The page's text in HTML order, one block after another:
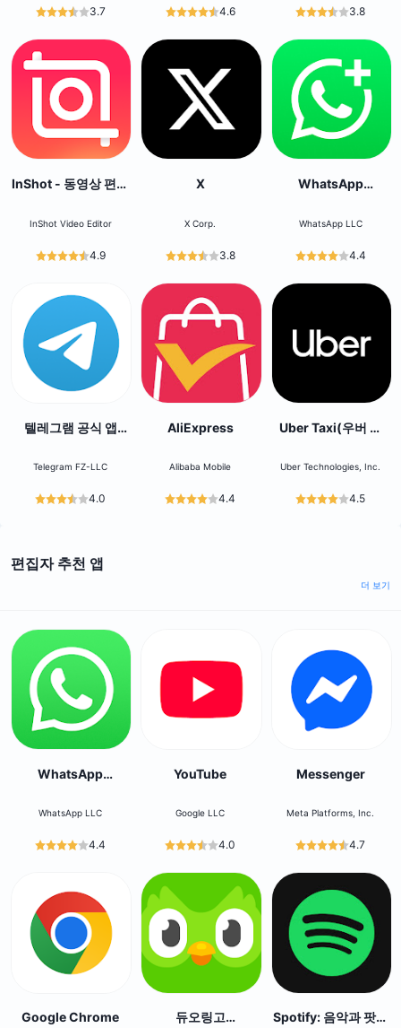
3.7 4.6 3.8
InShot - 동영상 편집
InShot Video Editor
4.9
X
X Corp.
3.8
WhatsApp
WhatsApp LLC
4.4
텔레그램 공식 앱
Telegram FZ-LLC
4.0
AliExpress
Alibaba Mobile
4.4
Uber Taxi(우버 택
Uber Technologies, Inc.
4.5
편집자 추천 앱
더 보기
WhatsApp
WhatsApp LLC
4.4
YouTube
Google LLC
4.0
Messenger
Meta Platforms, Inc.
4.7
Google Chrome
듀오링고
Spotify: 음악과 팟캐